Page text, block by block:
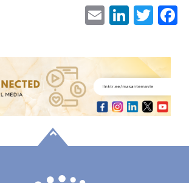
Facebook
Twitter
LinkedIn